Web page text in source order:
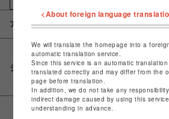
アイテム説明 / 素材
シェアする
<About foreign language
We will translate the homepage into a
automatic translation service.
Since this service is an automatic
translated correctly and may differ from the
page before translation.
In addition, we do not take any
indirect damage caused by using this
understanding in advance.